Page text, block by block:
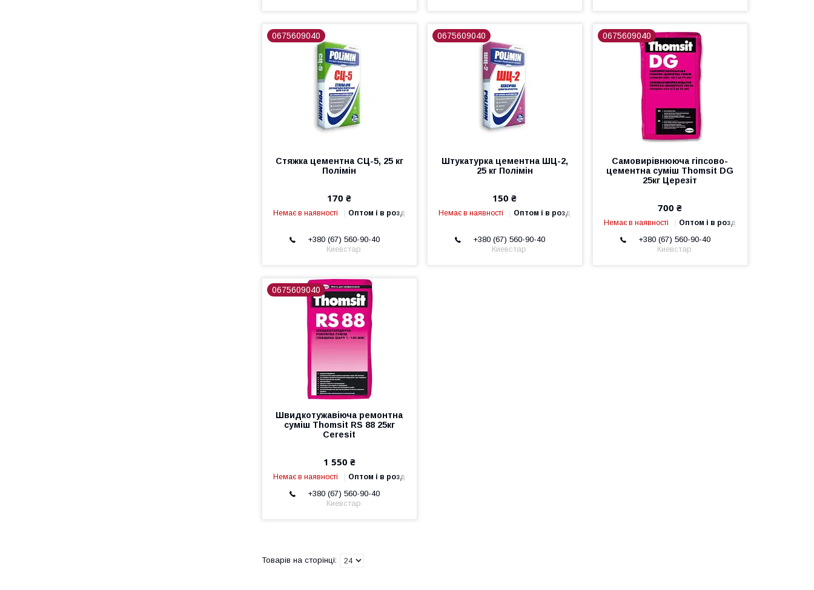
0675609040
Стяжка цементна СЦ-5, 25 кг
Полімін
170 ₴
Немає в наявності Оптом і в роздріб
+380 (67) 560-90-40
Киевстар
0675609040
Штукатурка цементна ШЦ-2,
25 кг Полімін
150 ₴
Немає в наявності Оптом і в роздріб
+380 (67) 560-90-40
Киевстар
0675609040
Самовирівнююча гіпсово-
цементна суміш Thomsit DG
25кг Церезіт
700 ₴
Немає в наявності Оптом і в роздріб
+380 (67) 560-90-40
Киевстар
0675609040
Швидкотужавіюча ремонтна
суміш Thomsit RS 88 25кг
Ceresit
1 550 ₴
Немає в наявності Оптом і в роздріб
+380 (67) 560-90-40
Киевстар